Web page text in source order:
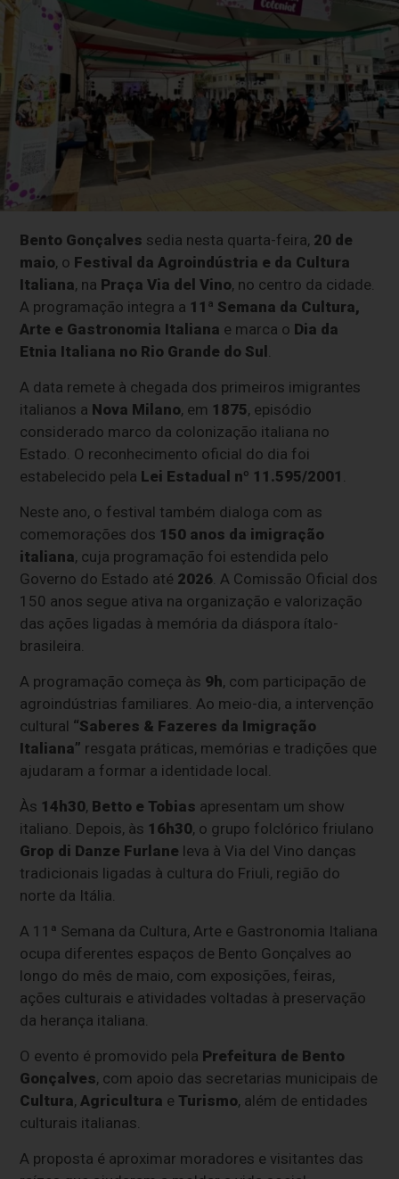
Bento Gonçalves sedia nesta quarta-feira, 20 de
maio, o Festival da Agroindústria e da Cultura
Italiana, na Praça Via del Vino, no centro da cidade.
A programação integra a 11ª Semana da Cultura,
Arte e Gastronomia Italiana e marca o Dia da
Etnia Italiana no Rio Grande do Sul .
A data remete à chegada dos primeiros imigrantes
italianos a Nova Milano, em 1875, episódio
considerado marco da colonização italiana no
Estado. O reconhecimento oficial do dia foi
estabelecido pela Lei Estadual nº 11.595/2001 .
Neste ano, o festival também dialoga com as
comemorações dos 150 anos da imigração
italiana, cuja programação foi estendida pelo
Governo do Estado até 2026. A Comissão Oficial dos
150 anos segue ativa na organização e valorização
das ações ligadas à memória da diáspora ítalo-
brasileira.
A programação começa às 9h, com participação de
agroindústrias familiares. Ao meio-dia, a intervenção
cultural “Saberes & Fazeres da Imigração
Italiana” resgata práticas, memórias e tradições que
ajudaram a formar a identidade local.
Às 14h30, Betto e Tobias apresentam um show
italiano. Depois, às 16h30, o grupo folclórico friulano
Grop di Danze Furlane leva à Via del Vino danças
tradicionais ligadas à cultura do Friuli, região do
norte da Itália.
A 11ª Semana da Cultura, Arte e Gastronomia Italiana
ocupa diferentes espaços de Bento Gonçalves ao
longo do mês de maio, com exposições, feiras,
ações culturais e atividades voltadas à preservação
da herança italiana.
O evento é promovido pela Prefeitura de Bento
Gonçalves, com apoio das secretarias municipais de
Cultura,Agricultura e Turismo, além de entidades
culturais italianas.
A proposta é aproximar moradores e visitantes das